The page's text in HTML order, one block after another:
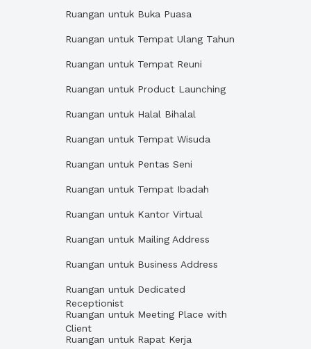
Ruangan untuk Buka Puasa
Ruangan untuk Tempat Ulang Tahun
Ruangan untuk Tempat Reuni
Ruangan untuk Product Launching
Ruangan untuk Halal Bihalal
Ruangan untuk Tempat Wisuda
Ruangan untuk Pentas Seni
Ruangan untuk Tempat Ibadah
Ruangan untuk Kantor Virtual
Ruangan untuk Mailing Address
Ruangan untuk Business Address
Ruangan untuk Dedicated
Receptionist
Ruangan untuk Meeting Place with
Client
Ruangan untuk Rapat Kerja